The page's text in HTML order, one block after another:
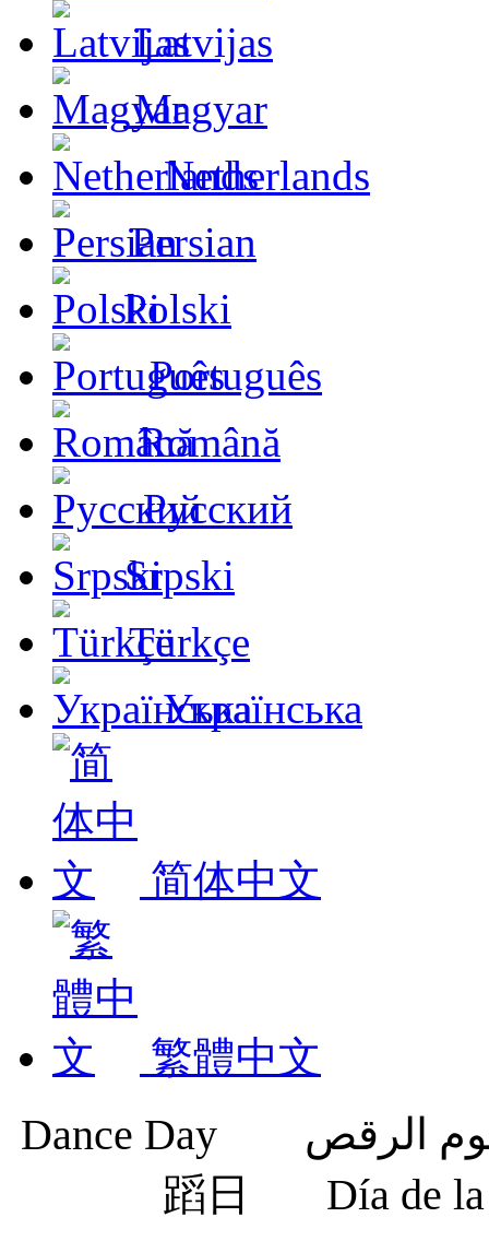
Latvijas
Magyar
Netherlands
Persian
Polski
Português
Română
Русский
Srpski
Türkçe
Українська
简体中文
繁體中文
蹈日 Día de